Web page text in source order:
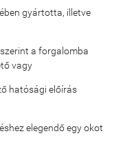
gyártotta, illetve
a forgalomba
vagy
hatósági előírás
elegendő egy okot